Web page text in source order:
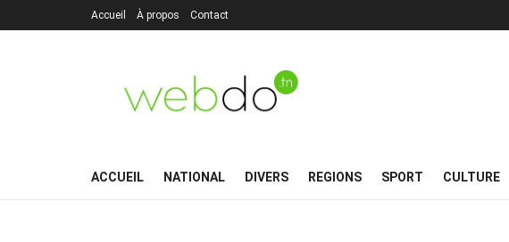
Accueil À propos Contact
ACCUEIL NATIONAL DIVERS REGIONS SPORT CULTURE